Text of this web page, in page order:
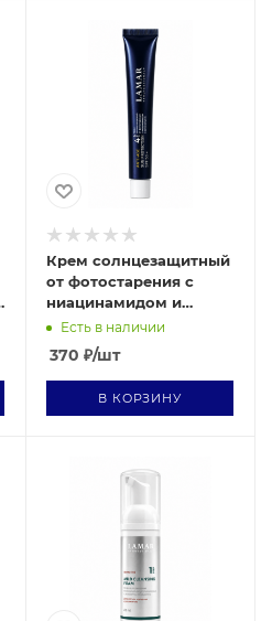
Крем солнцезащитный
от фотостарения c
ниацинамидом и
витамином Е SUN
PROTECTION SPF 50 +
10 мл
Есть в наличии
370 ₽/шт
В КОРЗИНУ